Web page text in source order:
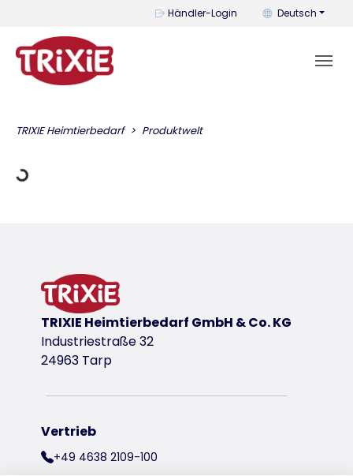
Händler-Login Mit diesem
Deutsch
TRIXIE Heimtierbedarf Produktwelt
TRIXIE Heimtierbedarf GmbH & Co. KG
Industriestraße 32
24963 Tarp
Vertrieb
+49 4638 2109-100